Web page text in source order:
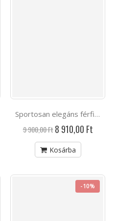
Sportosan elegáns férfi bőröv
9 900,00 Ft Akciós
ár
8 910,00 Ft
Kosárba
-10%